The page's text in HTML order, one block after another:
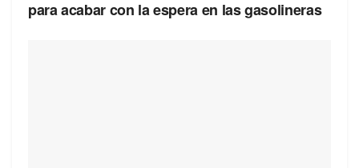
para acabar con la espera en las gasolineras